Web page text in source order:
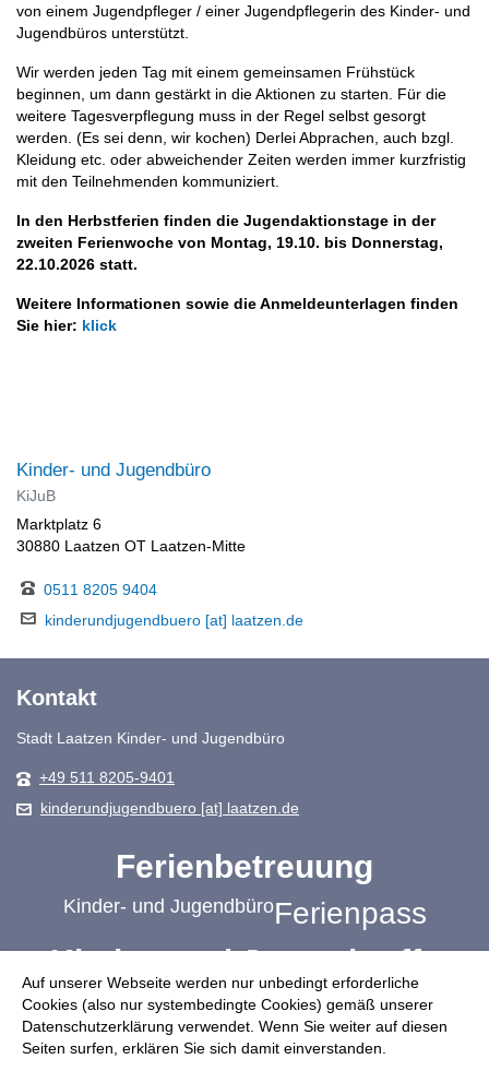
Auf unserer Webseite werden nur unbedingt erforderliche
Cookies (also nur systembedingte Cookies) gemäß unserer
Datenschutzerklärung verwendet. Wenn Sie weiter auf diesen
Seiten surfen, erklären Sie sich damit einverstanden.
von einem Jugendpfleger / einer Jugendpflegerin des Kinder- und
Jugendbüros unterstützt.
Wir werden jeden Tag mit einem gemeinsamen Frühstück
beginnen, um dann gestärkt in die Aktionen zu starten. Für die
weitere Tagesverpflegung muss in der Regel selbst gesorgt
werden. (Es sei denn, wir kochen) Derlei Abprachen, auch bzgl.
Kleidung etc. oder abweichender Zeiten werden immer kurzfristig
mit den Teilnehmenden kommuniziert.
In den Herbstferien finden die Jugendaktionstage in der
zweiten Ferienwoche von Montag, 19.10. bis Donnerstag,
22.10.2026 statt.
Weitere Informationen sowie die Anmeldeunterlagen finden
Sie hier: klick
Kinder- und Jugendbüro
KiJuB
Marktplatz 6
30880 Laatzen OT Laatzen-Mitte
0511 8205 9404
kinderundjugendbuero [at] laatzen.de
Kontakt
Stadt Laatzen Kinder- und Jugendbüro
+49 511 8205-9401
kinderundjugendbuero [at] laatzen.de
Ferienbetreuung
Kinder- und JugendbüroFerienpass
Kinder- und Jugendtreffs
Schulbezogene Jugendsozialarbeit
JugendplätzeEhrenamtMach mit!